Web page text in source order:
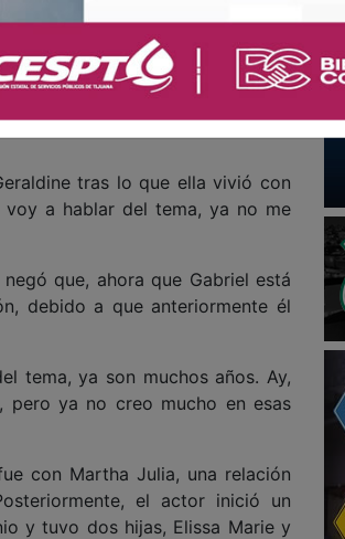
yo no guardo, es más, se me
una persona que olvido por
pero soy una persona cero
tras lo que ella vivió con
voy a hablar del tema, ya no me
que, ahora que Gabriel está
debido a que anteriormente él
tema, ya son muchos años. Ay,
pero ya no creo mucho en esas
con Martha Julia, una relación
el actor inició un
y tuvo dos hijas, Elissa Marie y